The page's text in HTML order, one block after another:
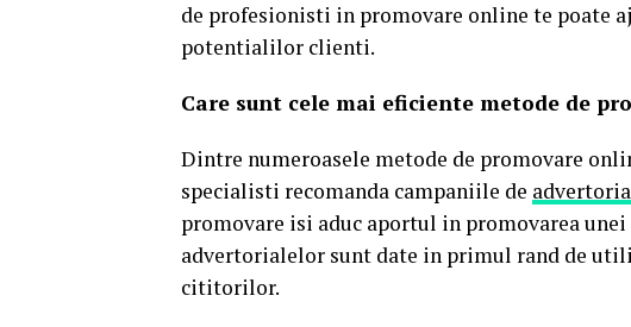
de profesionisti in promovare online te poate
potentialilor clienti.
Care sunt cele mai eficiente metode de
Dintre numeroasele metode de promovare
specialisti recomanda campaniile de
promovare isi aduc aportul in promovarea
advertorialelor sunt date in primul rand de
cititorilor.